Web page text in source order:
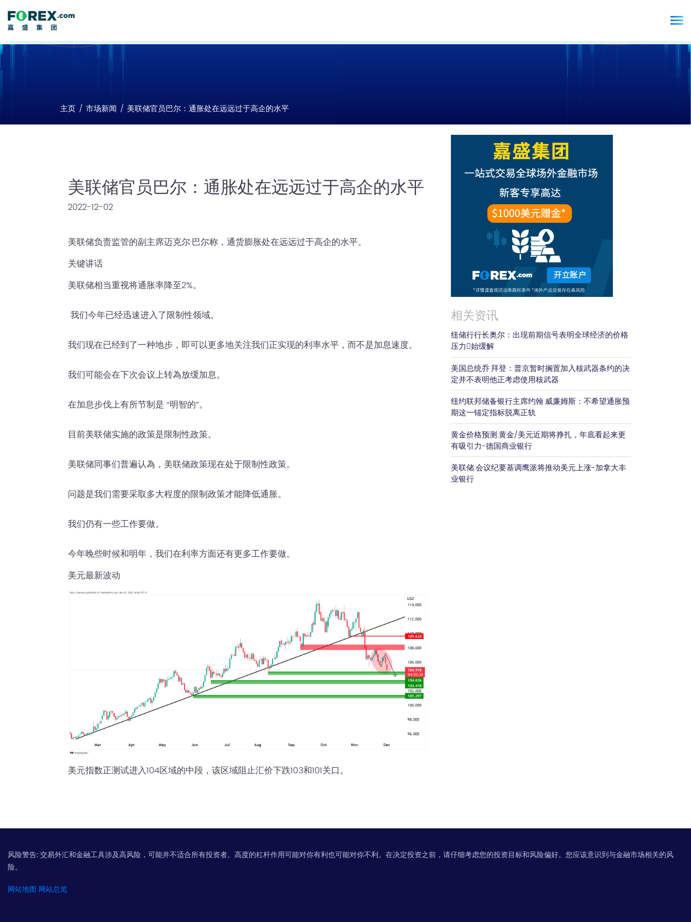
主页 市场新闻 美联储官员巴尔：通胀处在远远过于高企的水平
美联储官员巴尔：通胀处在远远过于高企的水平
2022-12-02
美联储负责监管的副主席迈克尔·巴尔称，通货膨胀处在远远过于高企的水平。
关键讲话
美联储相当重视将通胀率降至2%。
我们今年已经迅速进入了限制性领域。
我们现在已经到了一种地步，即可以更多地关注我们正实现的利率水平，而不是加息速度。
我们可能会在下次会议上转為放缓加息。
在加息步伐上有所节制是 “明智的”。
目前美联储实施的政策是限制性政策。
美联储同事们普遍认為，美联储政策现在处于限制性政策。
问题是我们需要采取多大程度的限制政策才能降低通胀。
我们仍有一些工作要做。
今年晚些时候和明年，我们在利率方面还有更多工作要做。
美元最新波动
美元指数正测试进入104区域的中段，该区域阻止汇价下跌103和101关口。
相关资讯
纽储行行长奥尔：出现前期信号表明全球经济的价格
压力𫔭始缓解
美国总统乔·拜登：普京暂时搁置加入核武器条约的决
定并不表明他正考虑使用核武器
纽约联邦储备银行主席约翰·威廉姆斯：不希望通胀预
期这一锚定指标脱离正轨
黄金价格预测:黄金/美元近期将挣扎，年底看起来更
有吸引力-德国商业银行
美联储:会议纪要基调鹰派将推动美元上涨-加拿大丰
业银行
风险警告: 交易外汇和金融工具涉及高风险，可能并不适合所有投资者。高度的杠杆作用可能对你有利也可能对你不利。在决定投资之前，请仔细考虑您的投资目标和风险偏好。您应该意识到与金融市场相关的风
险。
网站地图 网站总览